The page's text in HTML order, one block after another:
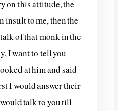
on this attitude, the
insult to me, then the
of that monk in the
I want to tell you
at him and said
I would answer their
talk to you till